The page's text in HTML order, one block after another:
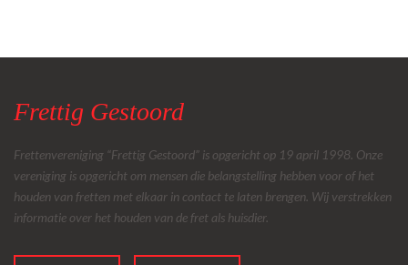
Frettig Gestoord
Frettenvereniging “Frettig Gestoord” is opgericht op 19 april 1998. Onze
vereniging is opgericht om mensen die belangstelling hebben voor of het
houden van fretten met elkaar in contact te laten brengen. Wij verstrekken
informatie over het houden van de fret als huisdier.